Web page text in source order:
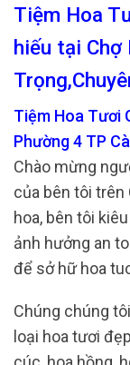
Tiệm Hoa
hiếu tại Chợ
Tiệm Hoa Tươi
Phường 4 TP
Chào mừng
của bên tôi trên
hoa, bên tôi
ảnh hưởng an
để sở hữ hoa
Chúng chúng
loại hoa tươi